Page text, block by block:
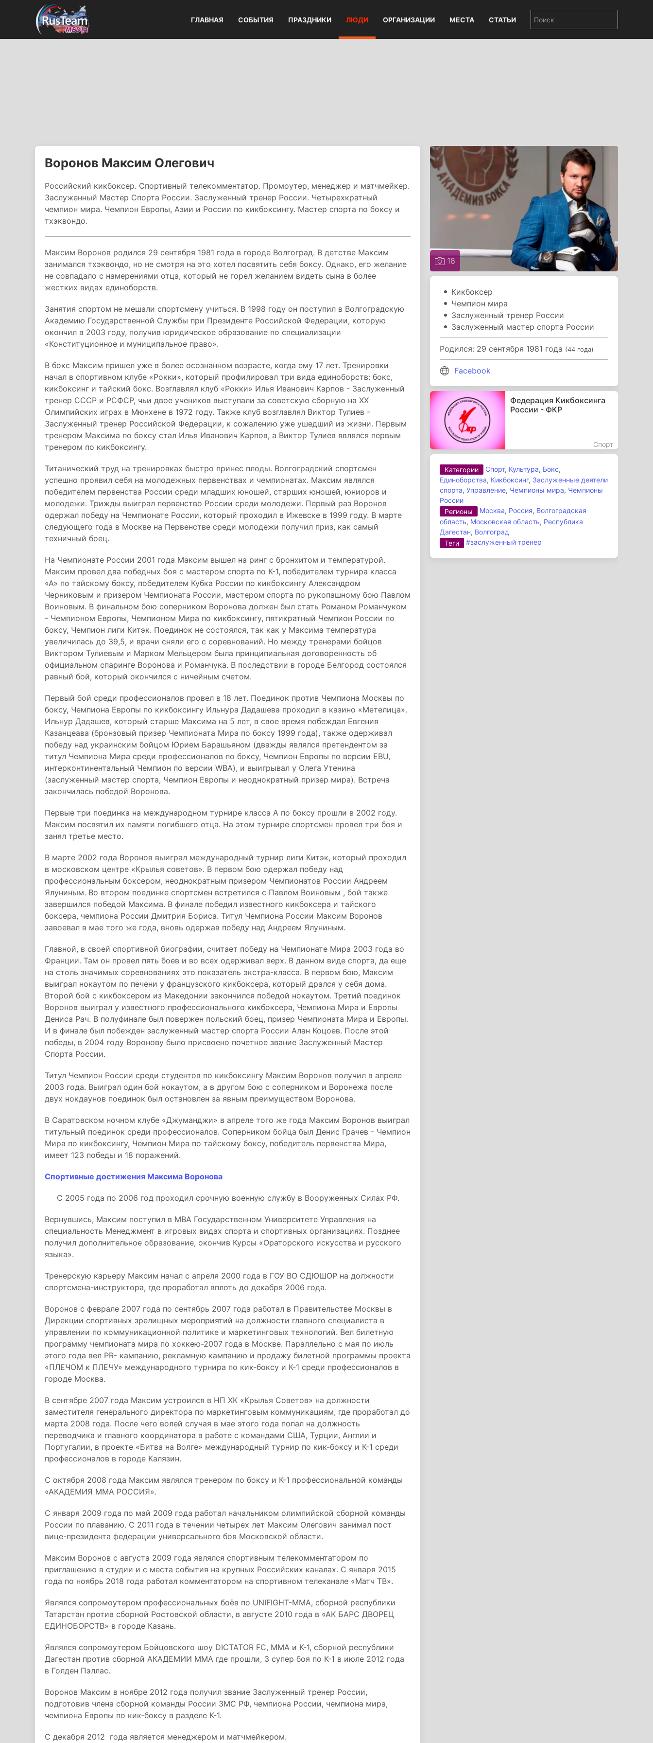
ГЛАВНАЯ СОБЫТИЯ ПРАЗДНИКИ ЛЮДИ ОРГАНИЗАЦИИ МЕСТА СТАТЬИ
Воронов Максим Олегович
Российский кикбоксер. Спортивный телекомментатор. Промоутер, менеджер и матчмейкер.
Заслуженный Мастер Спорта России. Заслуженный тренер России. Четырехкратный
чемпион мира. Чемпион Европы, Азии и России по кикбоксингу. Мастер спорта по боксу и
тхэквондо.
Максим Воронов родился 29 сентября 1981 года в городе Волгоград. В детстве Максим
занимался тхэквондо, но не смотря на это хотел посвятить себя боксу. Однако, его желание
не совпадало с намерениями отца, который не горел желанием видеть сына в более
жестких видах единоборств.
Занятия спортом не мешали спортсмену учиться. В 1998 году он поступил в Волгоградскую
Академию Государственной Службы при Президенте Российской Федерации, которую
окончил в 2003 году, получив юридическое образование по специализации
«Конституционное и муниципальное право».
В бокс Максим пришел уже в более осознанном возрасте, когда ему 17 лет. Тренировки
начал в спортивном клубе «Рокки», который профилировал три вида единоборств: бокс,
кикбоксинг и тайский бокс. Возглавлял клуб «Рокки» Илья Иванович Карпов - Заслуженный
тренер СССР и РСФСР, чьи двое учеников выступали за советскую сборную на XX
Олимпийских играх в Мюнхене в 1972 году. Также клуб возглавлял Виктор Тулиев -
Заслуженный тренер Российской Федерации, к сожалению уже ушедший из жизни. Первым
тренером Максима по боксу стал Илья Иванович Карпов, а Виктор Тулиев являлся первым
тренером по кикбоксингу.
Титанический труд на тренировках быстро принес плоды. Волгоградский спортсмен
успешно проявил себя на молодежных первенствах и чемпионатах. Максим являлся
победителем первенства России среди младших юношей, старших юношей, юниоров и
молодежи. Трижды выиграл первенство России среди молодежи. Первый раз Воронов
одержал победу на Чемпионате России, который проходил в Ижевске в 1999 году. В марте
следующего года в Москве на Первенстве среди молодежи получил приз, как самый
техничный боец.
На Чемпионате России 2001 года Максим вышел на ринг с бронхитом и температурой.
Максим провел два победных боя с мастером спорта по К-1, победителем турнира класса
«А» по тайскому боксу, победителем Кубка России по кикбоксингу Александром
Черниковым и призером Чемпионата России, мастером спорта по рукопашному бою Павлом
Воиновым. В финальном бою соперником Воронова должен был стать Романом Романчуком
- Чемпионом Европы, Чемпионом Мира по кикбоксингу, пятикратный Чемпион России по
боксу, Чемпион лиги Китэк. Поединок не состоялся, так как у Максима температура
увеличилась до 39,5, и врачи сняли его с соревнований. Но между тренерами бойцов
Виктором Тулиевым и Марком Мельцером была принципиальная договоренность об
официальном спаринге Воронова и Романчука. В последствии в городе Белгород состоялся
равный бой, который окончился с ничейным счетом.
Первый бой среди профессионалов провел в 18 лет. Поединок против Чемпиона Москвы по
боксу, Чемпиона Европы по кикбоксингу Ильнура Дадашева проходил в казино «Метелица».
Ильнур Дадашев, который старше Максима на 5 лет, в свое время побеждал Евгения
Казанцеава (бронзовый призер Чемпионата Мира по боксу 1999 года), также одерживал
победу над украинским бойцом Юрием Барашьяном (дважды являлся претендентом за
титул Чемпиона Мира среди профессионалов по боксу, Чемпион Европы по версии EBU,
интерконтинентальный Чемпион по версии WBA), и выигрывал у Олега Утенина
(заслуженный мастер спорта, Чемпион Европы и неоднократный призер мира). Встреча
закончилась победой Воронова.
Первые три поединка на международном турнире класса А по боксу прошли в 2002 году.
Максим посвятил их памяти погибшего отца. На этом турнире спортсмен провел три боя и
занял третье место.
В марте 2002 года Воронов выиграл международный турнир лиги Китэк, который проходил
в московском центре «Крылья советов». В первом бою одержал победу над
профессиональным боксером, неоднократным призером Чемпионатов России Андреем
Ялуниным. Во втором поединке спортсмен встретился с Павлом Воиновым , бой также
завершился победой Максима. В финале победил известного кикбоксера и тайского
боксера, чемпиона России Дмитрия Бориса. Титул Чемпиона России Максим Воронов
завоевал в мае того же года, вновь одержав победу над Андреем Ялуниным.
Главной, в своей спортивной биографии, считает победу на Чемпионате Мира 2003 года во
Франции. Там он провел пять боев и во всех одерживал верх. В данном виде спорта, да еще
на столь значимых соревнованиях это показатель экстра-класса. В первом бою, Максим
выиграл нокаутом по печени у французского кикбоксера, который дрался у себя дома.
Второй бой с кикбоксером из Македонии закончился победой нокаутом. Третий поединок
Воронов выиграл у известного профессионального кикбоксера, Чемпиона Мира и Европы
Дениса Рач. В полуфинале был повержен польский боец, призер Чемпионата Мира и Европы.
И в финале был побежден заслуженный мастер спорта России Алан Коцоев. После этой
победы, в 2004 году Воронову было присвоено почетное звание Заслуженный Мастер
Спорта России.
Титул Чемпион России среди студентов по кикбоксингу Максим Воронов получил в апреле
2003 года. Выиграл один бой нокаутом, а в другом бою с соперником и Воронежа после
двух нокдаунов поединок был остановлен за явным преимуществом Воронова.
В Саратовском ночном клубе «Джуманджи» в апреле того же года Максим Воронов выиграл
титульный поединок среди профессионалов. Соперником бойца был Денис Грачев - Чемпион
Мира по кикбоксингу, Чемпион Мира по тайскому боксу, победитель первенства Мира,
имеет 123 победы и 18 поражений.
Спортивные достижения Максима Воронова
С 2005 года по 2006 год проходил срочную военную службу в Вооруженных Силах РФ.
Вернувшись, Максим поступил в МВА Государственном Университете Управления на
специальность Менеджмент в игровых видах спорта и спортивных организациях. Позднее
получил дополнительное образование, окончив Курсы «Ораторского искусства и русского
языка».
Тренерскую карьеру Максим начал с апреля 2000 года в ГОУ ВО СДЮШОР на должности
спортсмена-инструктора, где проработал вплоть до декабря 2006 года.
Воронов с феврале 2007 года по сентябрь 2007 года работал в Правительстве Москвы в
Дирекции спортивных зрелищных мероприятий на должности главного специалиста в
управлении по коммуникационной политике и маркетинговых технологий. Вел билетную
программу чемпионата мира по хоккею-2007 года в Москве. Параллельно с мая по июль
этого года вел PR- кампанию, рекламную кампанию и продажу билетной программы проекта
«ПЛЕЧОМ к ПЛЕЧУ» международного турнира по кик-боксу и К-1 среди профессионалов в
городе Москва.
В сентябре 2007 года Максим устроился в НП ХК «Крылья Советов» на должности
заместителя генерального директора по маркетинговым коммуникациям, где проработал до
марта 2008 года. После чего волей случая в мае этого года попал на должность
переводчика и главного координатора в работе с командами США, Турции, Англии и
Португалии, в проекте «Битва на Волге» международный турнир по кик-боксу и К-1 среди
профессионалов в городе Калязин.
С октября 2008 года Максим являлся тренером по боксу и К-1 профессиональной команды
«АКАДЕМИЯ ММА РОССИЯ».
С января 2009 года по май 2009 года работал начальником олимпийской сборной команды
России по плаванию. С 2011 года в течении четырех лет Максим Олегович занимал пост
вице-президента федерации универсального боя Московской области.
Максим Воронов с августа 2009 года являлся спортивным телекомментатором по
приглашению в студии и с места события на крупных Российских каналах. С января 2015
года по ноябрь 2018 года работал комментатором на спортивном телеканале «Матч ТВ».
Являлся сопромоутером профессиональных боёв по UNIFIGHT-MMA, сборной республики
Татарстан против сборной Ростовской области, в августе 2010 года в «АК БАРС ДВОРЕЦ
ЕДИНОБОРСТВ» в городе Казань.
Являлся сопромоутером Бойцовского шоу DICTATOR FC, MMA и K-1, сборной республики
Дагестан против сборной АКАДЕМИИ ММА где прошли, 3 супер боя по К-1 в июле 2012 года
в Голден Пэллас.
Воронов Максим в ноябре 2012 года получил звание Заслуженный тренер России,
подготовив члена сборной команды России ЗМС РФ, чемпиона России, чемпиона мира,
чемпиона Европы по кик-боксу в разделе К-1.
С декабря 2012 года является менеджером и матчмейкером.
18
Кикбоксер
Чемпион мира
Заслуженный тренер России
Заслуженный мастер спорта России
Родился: 29 сентября 1981 года (44 года)
Facebook
Федерация Кикбоксинга
России - ФКР
Спорт
Категории Спорт, Культура, Бокс,
Единоборства, Кикбоксинг, Заслуженные деятели
спорта,Управление, Чемпионы мира, Чемпионы
России
Регионы
Москва, Россия, Волгоградская
область, Московская область, Республика
Дагестан, Волгоград
Теги
#заслуженный тренер